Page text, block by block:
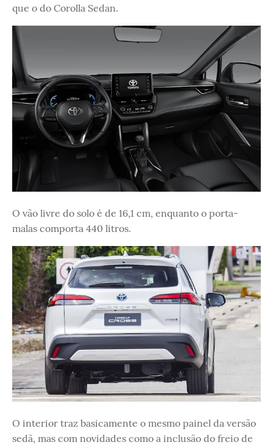
que o do Corolla Sedan.
O vão livre do solo é de 16,1 cm, enquanto o porta-
malas comporta 440 litros.
O interior traz basicamente o mesmo painel da versão
sedã, mas com novidades como a inclusão do freio de